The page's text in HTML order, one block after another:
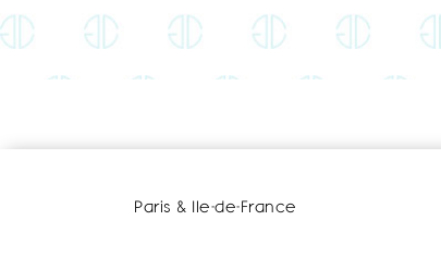
Paris & Ile-de-France